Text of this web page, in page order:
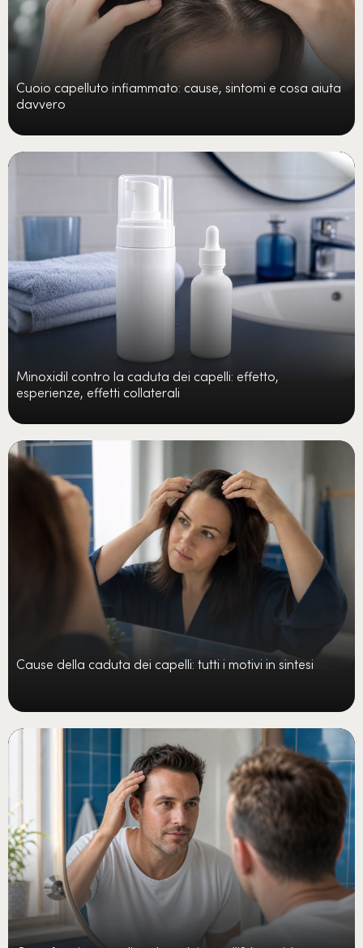
Cuoio capelluto infiammato: cause, sintomi e cosa aiuta
davvero
Minoxidil contro la caduta dei capelli: effetto,
esperienze, effetti collaterali
Cause della caduta dei capelli: tutti i motivi in sintesi